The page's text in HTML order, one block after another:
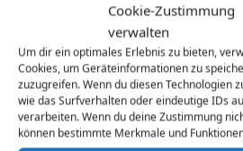
Cookie-Zustimmung
verwalten
Um dir ein optimales Erlebnis zu bieten,
Cookies, um Geräteinformationen zu
zuzugreifen. Wenn du diesen Technologien
wie das Surfverhalten oder eindeutige IDs
verarbeiten. Wenn du deine Zustimmung
können bestimmte Merkmale und
Jesaja, die später dann auch in
aufgegriffen wurde. Sie
Himmel und die neue Erde,
Dort heißt es dann: